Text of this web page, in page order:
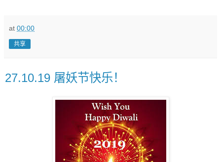
at 00:00
共享
27.10.19 屠妖节快乐！